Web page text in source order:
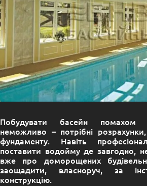
Побудувати басейн помахом
неможливо – потрібні
фундаменту. Навіть
поставити водойму де завгодно,
вже про доморощених
заощадити, власноруч, за
конструкцію.